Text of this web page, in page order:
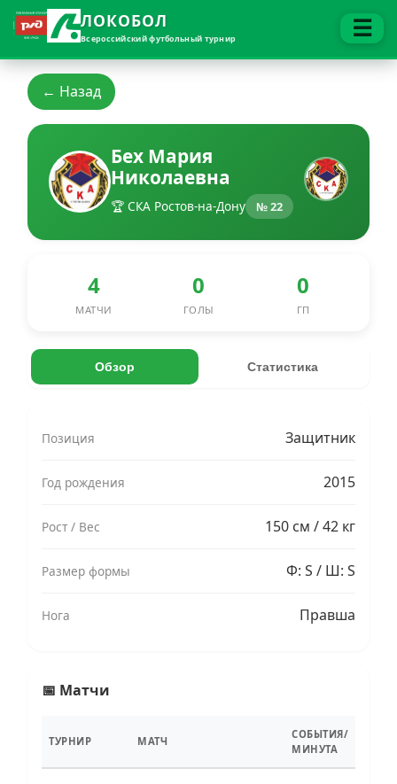
ЛОКОБОЛ
Всероссийский футбольный турнир ☰
← Назад
Бех Мария
Николаевна
🏆 СКА Ростов-на-Дону № 22
4
МАТЧИ
0
ГОЛЫ
0
ГП
Обзор Статистика
Позиция Защитник
Год рождения 2015
Рост / Вес 150 см / 42 кг
Размер формы Ф: S / Ш: S
Нога Правша
📅 Матчи
ТУРНИР МАТЧ
СОБЫТИЯ/
МИНУТА